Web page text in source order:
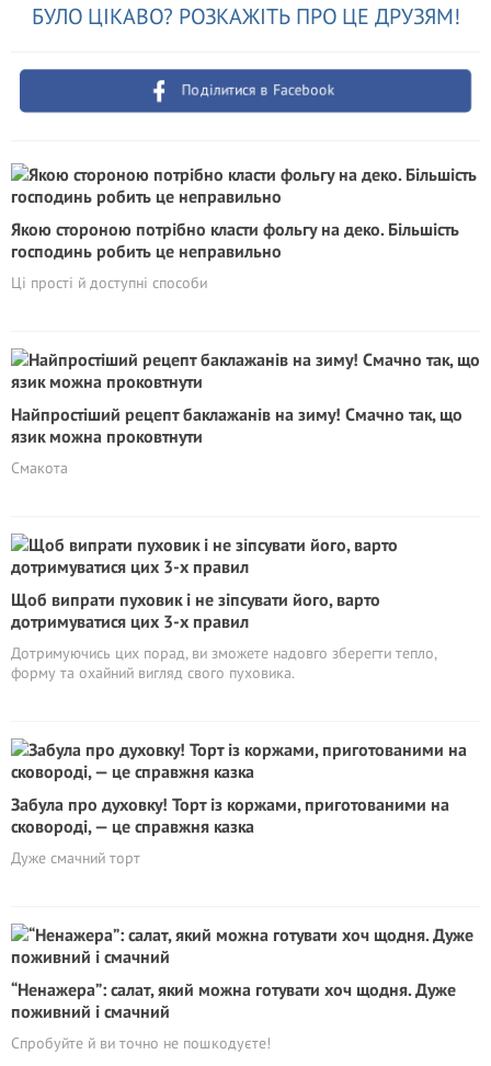
БУЛО ЦІКАВО? РОЗКАЖІТЬ ПРО ЦЕ ДРУЗЯМ!
Поділитися в Facebook
Якою стороною потрібно класти фольгу на деко. Більшість
господинь робить це неправильно
Ці прості й доступні способи
Найпростіший рецепт баклажанів на зиму! Смачно так, що
язик можна проковтнути
Смакота
Щоб випрати пуховик і не зіпсувати його, варто
дотримуватися цих 3-х правил
Дотримуючись цих порад, ви зможете надовго зберегти тепло,
форму та охайний вигляд свого пуховика.
Забула про духовку! Торт із коржами, приготованими на
сковороді, — це справжня казка
Дуже смачний торт
“Ненажера”: салат, який можна готувати хоч щодня. Дуже
поживний і смачний
Спробуйте й ви точно не пошкодуєте!